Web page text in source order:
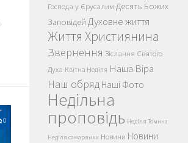
0
Господа у Єрусалим Десять Божих
Заповідей Духовне життя
Життя Християнина
Звернення Зіслання Святого
Духа Квітна Неділя Наша Віра
Наш обряд Наші Фото
Недільна
проповідь Неділя Томина
Неділя самарянки Новини Новини